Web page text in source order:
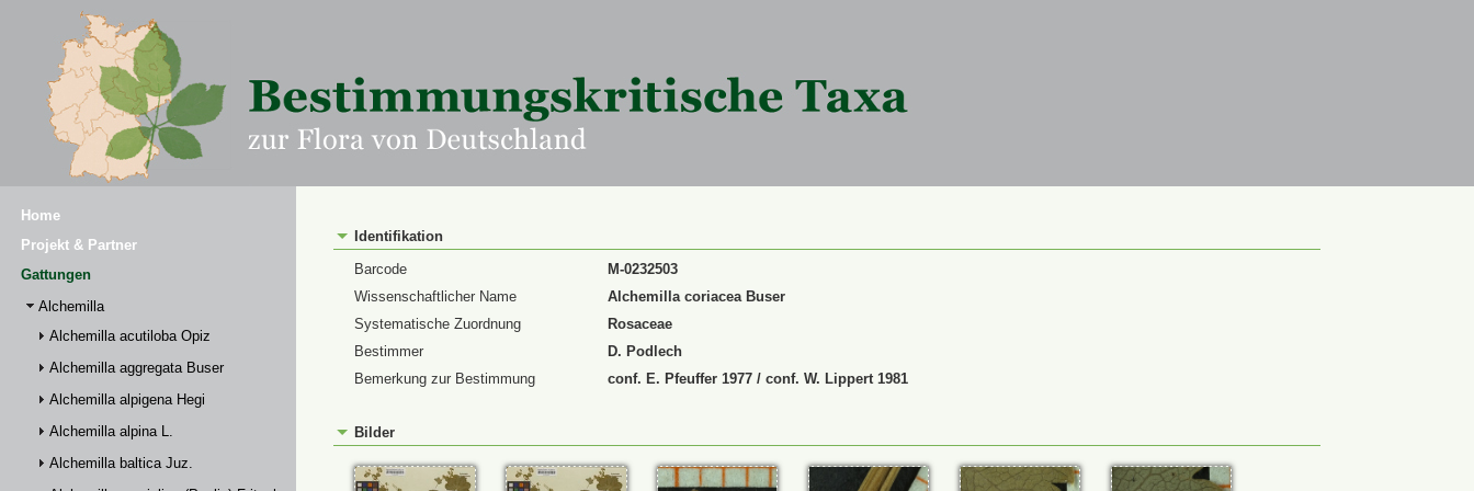
Home
Projekt & Partner
Gattungen
Alchemilla
Alchemilla acutiloba Opiz
Alchemilla aggregata Buser
Alchemilla alpigena Hegi
Alchemilla alpina L.
Alchemilla baltica Juz.
Identifikation
Barcode
M-0232503
Wissenschaftlicher Name
Alchemilla coriacea Buser
Systematische Zuordnung
Rosaceae
Bestimmer
D. Podlech
Bemerkung zur Bestimmung
conf. E. Pfeuffer 1977 / conf. W. Lippert 1981
Bilder